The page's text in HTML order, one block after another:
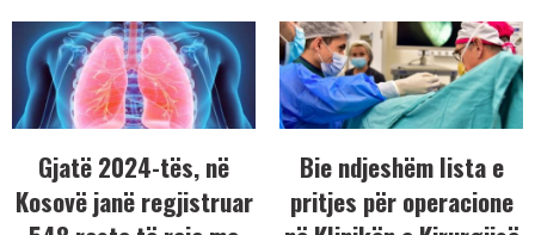
Gjatë 2024-tës, në
Kosovë janë regjistruar
Bie ndjeshëm lista e
pritjes për operacione